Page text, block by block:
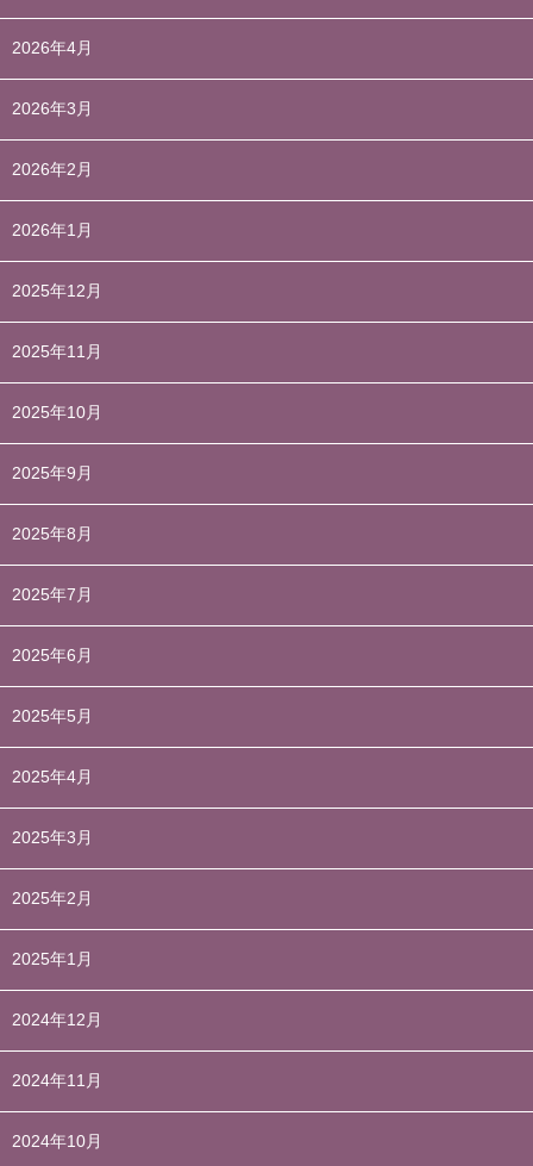
2026年4月
2026年3月
2026年2月
2026年1月
2025年12月
2025年11月
2025年10月
2025年9月
2025年8月
2025年7月
2025年6月
2025年5月
2025年4月
2025年3月
2025年2月
2025年1月
2024年12月
2024年11月
2024年10月